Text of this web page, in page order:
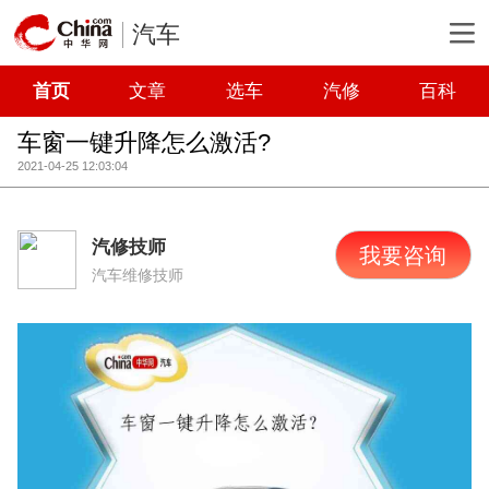
汽车
首页 文章 选车 汽修 百科
车窗一键升降怎么激活?
2021-04-25 12:03:04
汽修技师
汽车维修技师
我要咨询